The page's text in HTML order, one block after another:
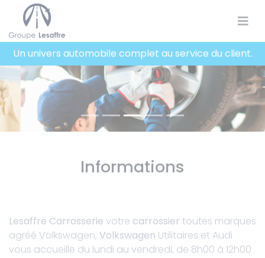
Un univers automobile complet au service du client.
Informations
Lesaffre Carrosserie votre carrossier toutes marques
agréé Volkswagen, Volkswagen Utilitaires et Audi
vous accueille du lundi au vendredi, de 8h00 à 12h00
Panneau de gestion des cookies